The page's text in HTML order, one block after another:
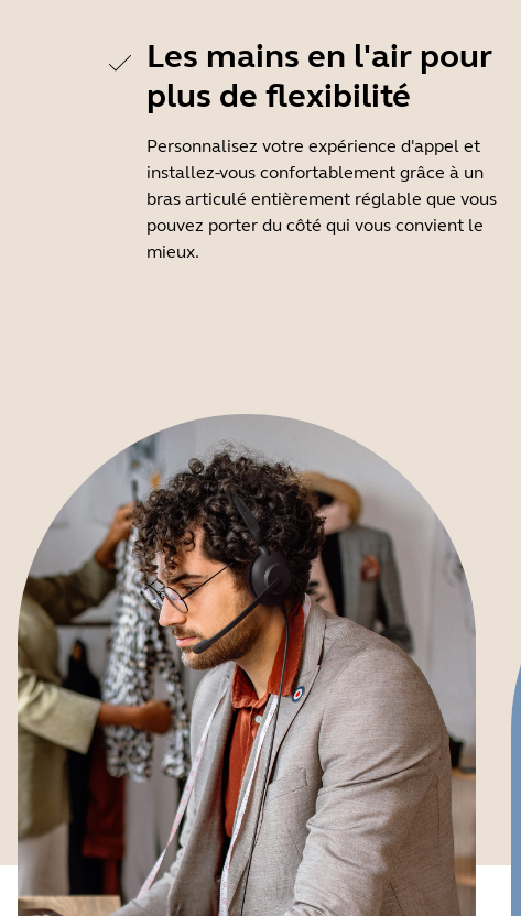
Les mains en l'air pour
plus de flexibilité
Personnalisez votre expérience d'appel et
installez-vous confortablement grâce à un
bras articulé entièrement réglable que vous
pouvez porter du côté qui vous convient le
mieux.